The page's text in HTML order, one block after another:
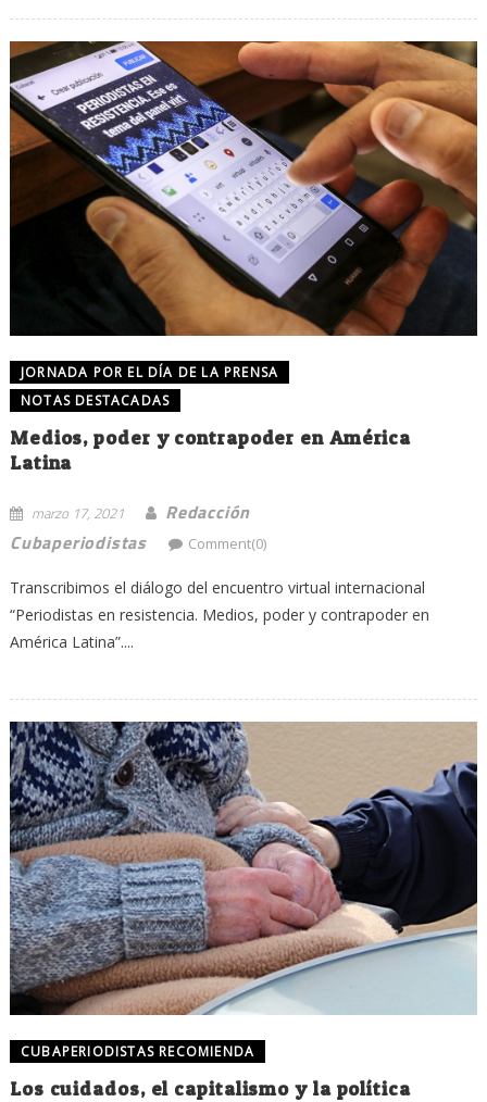
JORNADA POR EL DÍA DE LA PRENSA
NOTAS DESTACADAS
Medios, poder y contrapoder en América
Latina
marzo 17, 2021
Redacción
Cubaperiodistas
Comment(0)
Transcribimos el diálogo del encuentro virtual internacional
“Periodistas en resistencia. Medios, poder y contrapoder en
América Latina”....
CUBAPERIODISTAS RECOMIENDA
Los cuidados, el capitalismo y la política